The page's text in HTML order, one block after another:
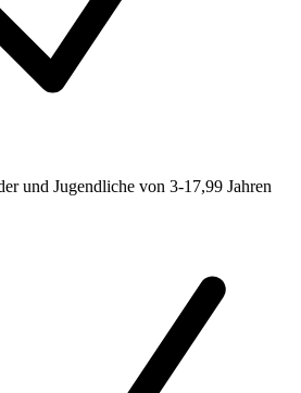
und Jugendliche von 3-17,99 Jahren